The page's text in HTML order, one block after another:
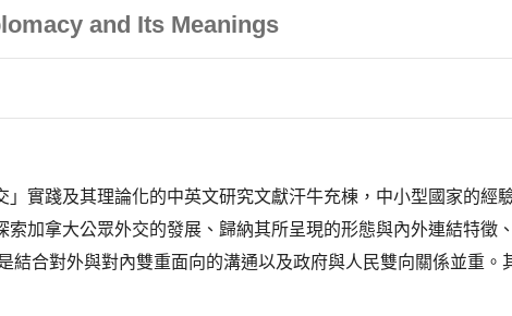
and Its Meanings
實踐及其理論化的中英文研究文獻汗牛充棟，中小型國家的經
加拿大公眾外交的發展、歸納其所呈現的形態與內外連結特徵
結合對外與對內雙重面向的溝通以及政府與人民雙向關係並重。